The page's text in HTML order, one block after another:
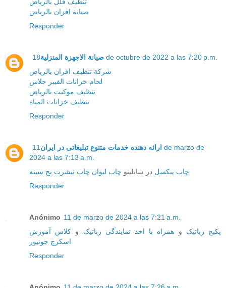
صيانة افران بالرياض
Responder
صيانة الاجهزة المنزلية 18 de octubre de 2022 a las 7:20 p.m.
شركة تنظيف افران بالرياض
لحام خزانات الفيبر جلاس
تنظيف موكيت بالرياض
تنظيف خزانات المياه
Responder
ارائه دهنده خدمات متنوع تبلیغاتی در ایران 11 de marzo de
2024 a las 7:13 a.m.
چاپ پیکسل در سابلینو چاپ لیوان چاپ تیشرت بج سینه
Responder
Anónimo 11 de marzo de 2024 a las 7:21 a.m.
پکیج رباتیک و همراه با اخذ نمایندگی رباتیک و کلاس آموزش
اسکرچ جونیور
Responder